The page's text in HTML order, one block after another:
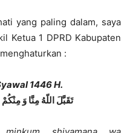
yang paling dalam, saya
Ketua 1 DPRD Kabupaten
:
1446 H.
ﺗَﻘَﺒَّﻞَ ﺍﻟﻠّﻪُ ﻣِﻨَّﺎ ﻭَ